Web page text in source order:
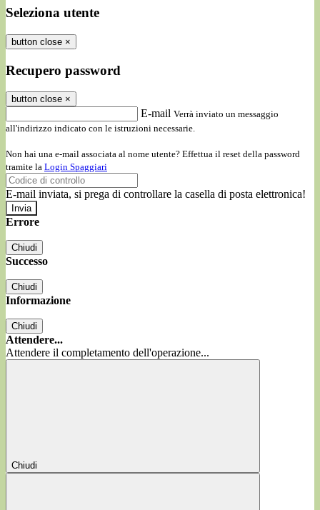
Seleziona utente
button close ×
Recupero password
button close ×
E-mail Verrà inviato un messaggio
all'indirizzo indicato con le istruzioni necessarie.
Non hai una e-mail associata al nome utente? Effettua il reset della password
tramite la Login Spaggiari
E-mail inviata, si prega di controllare la casella di posta elettronica!
Errore
Chiudi
Successo
Chiudi
Informazione
Chiudi
Attendere...
Attendere il completamento dell'operazione...
Chiudi